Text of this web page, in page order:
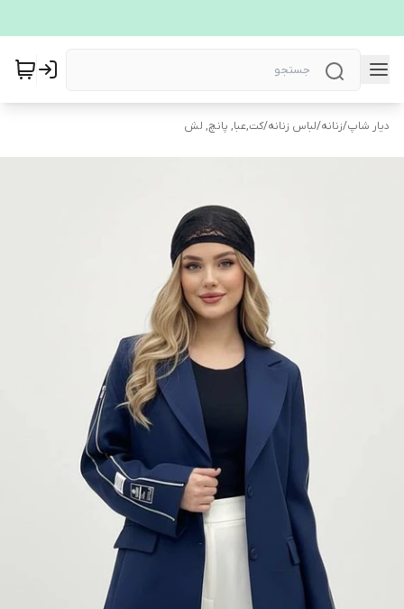
دیار شاپ/زنانه/لباس زنانه/کت,عبا, پانچ, لش